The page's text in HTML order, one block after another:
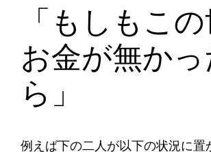
「もしもこ
お金が無かっ
ら」
例えば下の二人が以下の状況に置